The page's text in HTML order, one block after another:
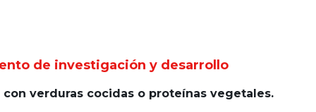
de investigación y desarrollo
verduras cocidas o proteínas vegetales.